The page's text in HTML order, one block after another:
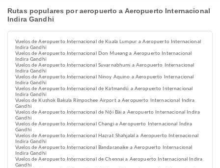
Rutas populares por aeropuerto a Aeropuerto Internacional
Indira Gandhi
Vuelos de Aeropuerto Internacional de Kuala Lumpur a Aeropuerto Internacional
Indira Gandhi
Vuelos de Aeropuerto Internacional Don Mueang a Aeropuerto Internacional
Indira Gandhi
Vuelos de Aeropuerto Internacional Suvarnabhumi a Aeropuerto Internacional
Indira Gandhi
Vuelos de Aeropuerto Internacional Ninoy Aquino a Aeropuerto Internacional
Indira Gandhi
Vuelos de Aeropuerto Internacional de Katmandú a Aeropuerto Internacional
Indira Gandhi
Vuelos de Kushok Bakula Rimpochee Airport a Aeropuerto Internacional Indira
Gandhi
Vuelos de Aeropuerto Internacional de Nội Bài a Aeropuerto Internacional Indira
Gandhi
Vuelos de Aeropuerto Internacional Changi a Aeropuerto Internacional Indira
Gandhi
Vuelos de Aeropuerto Internacional Hazrat Shahjalal a Aeropuerto Internacional
Indira Gandhi
Vuelos de Aeropuerto Internacional Bandaranaike a Aeropuerto Internacional
Indira Gandhi
Vuelos de Aeropuerto Internacional de Chennai a Aeropuerto Internacional Indira
Gandhi